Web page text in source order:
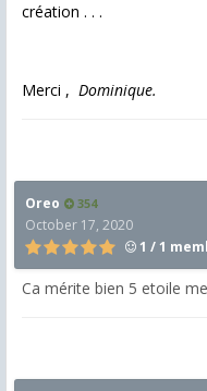
création . . .
Merci , Dominique.
Oreo 354
October 17, 2020
1 / 1
Ca mérite bien 5 etoile